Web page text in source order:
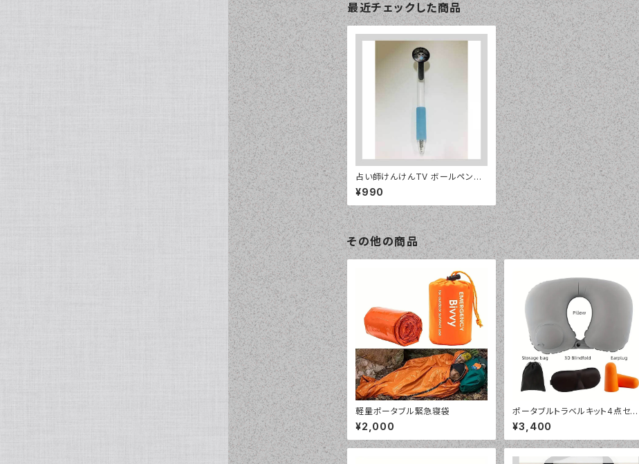
最近チェックした商品
占い師けんけんTV ボールペン
(黒)
¥990
その他の商品
軽量ポータブル緊急寝袋
¥2,000
ポータブルトラベルキット4点セッ
ト 膨張式U字型ネックピロー、3
Dアイマスク、耳栓、収納袋付き
¥3,400